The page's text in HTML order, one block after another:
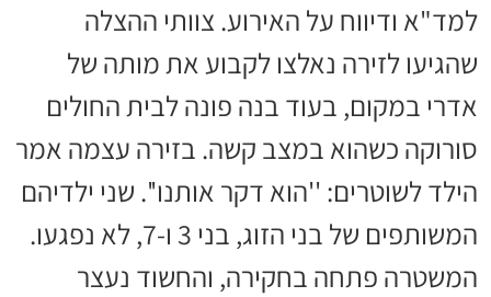
למד"א ודיווח על האירוע. צוותי ההצלה
שהגיעו לזירה נאלצו לקבוע את מותה של
אדרי במקום, בעוד בנה פונה לבית החולים
סורוקה כשהוא במצב קשה. בזירה עצמה אמר
הילד לשוטרים: ''הוא דקר אותנו''. שני ילדיהם
המשותפים של בני הזוג, בני 3 ו-7, לא נפגעו.
המשטרה פתחה בחקירה, והחשוד נעצר